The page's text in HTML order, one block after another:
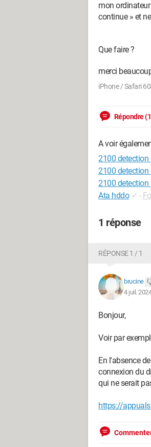
mon
continue » et
Que faire ?
merci
iPhone / Safari
Répondre
A voir
2100 detection
2100 detection
2100 detection
Ata hddo ✓ -
1 réponse
RÉPONSE 1 / 1
brucine
4 juil.
Bonjour,
Voir par
En l'absence
connexion du
qui ne serait
https://